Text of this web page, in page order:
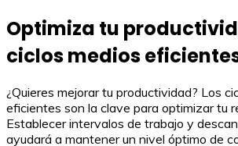
Optimiza tu
ciclos medios
¿Quieres mejorar tu productividad? Los
eficientes son la clave para optimizar tu
Establecer intervalos de trabajo y
ayudará a mantener un nivel óptimo de